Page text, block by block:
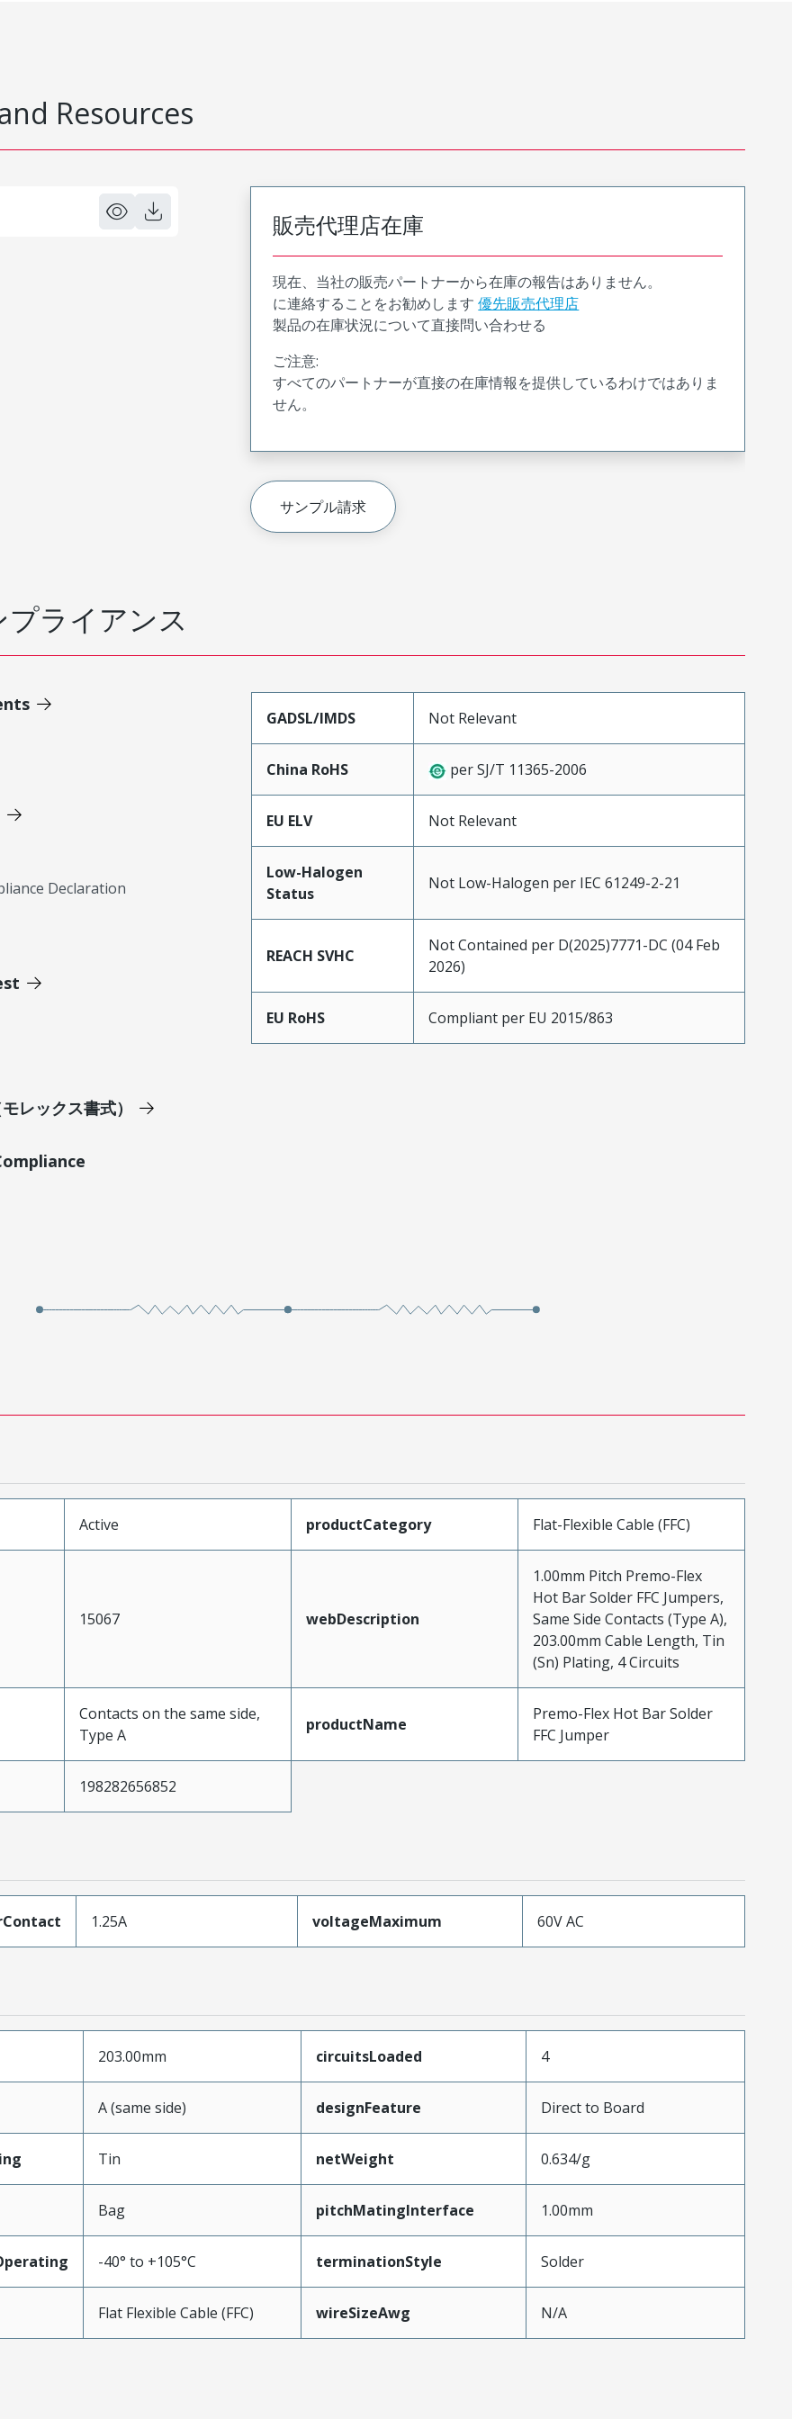
Resources
販売代理店在庫
現在、当社の販売パートナーから在庫の報告はありません。
に連絡することをお勧めします 優先販売代理店
製品の在庫状況について直接問い合わせる
ご注意:
すべてのパートナーが直接の在庫情報を提供しているわけではありま
せん。
サンプル請求
ライアンス
Declaration
レックス書式）
GADSL/IMDS Not Relevant
China RoHS per SJ/T 11365-2006
EU ELV Not Relevant
Low-Halogen
Status
Not Low-Halogen per IEC 61249-2-21
REACH SVHC
Not Contained per D(2025)7771-DC (04 Feb
2026)
EU RoHS Compliant per EU 2015/863
Active productCategory Flat-Flexible Cable (FFC)
15067 webDescription
1.00mm Pitch Premo-Flex
Hot Bar Solder FFC Jumpers,
Same Side Contacts (Type A),
203.00mm Cable Length, Tin
(Sn) Plating, 4 Circuits
Contacts on the same side,
Type A
productName
Premo-Flex Hot Bar Solder
FFC Jumper
198282656852
1.25A voltageMaximum 60V AC
203.00mm circuitsLoaded 4
A (same side) designFeature Direct to Board
Tin netWeight 0.634/g
Bag pitchMatingInterface 1.00mm
-40° to +105°C terminationStyle Solder
Flat Flexible Cable (FFC) wireSizeAwg N/A